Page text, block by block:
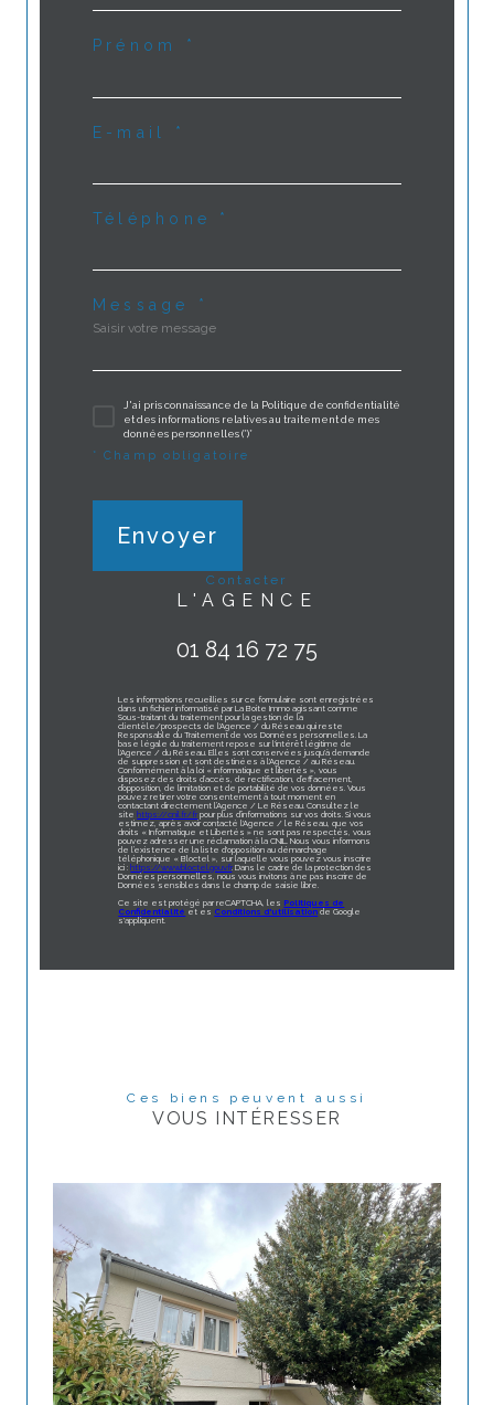
Prénom *
E-mail *
Téléphone *
Message *
J'ai pris connaissance de la Politique de confidentialité
et des informations relatives au traitement de mes
données personnelles (*)*
* Champ obligatoire
Envoyer
contacter
L'AGENCE
01 84 16 72 75
Les informations recueillies sur ce formulaire sont enregistrées
dans un fichier informatisé par La Boite Immo agissant comme
Sous-traitant du traitement pour la gestion de la
clientèle/prospects de l'Agence / du Réseau qui reste
Responsable du Traitement de vos Données personnelles. La
base légale du traitement repose sur l'intérêt légitime de
l'Agence / du Réseau. Elles sont conservées jusqu'à demande
de suppression et sont destinées à l'Agence / au Réseau.
Conformément à la loi « informatique et libertés », vous
disposez des droits d’accès, de rectification, d’effacement,
d’opposition, de limitation et de portabilité de vos données. Vous
pouvez retirer votre consentement à tout moment en
contactant directement l’Agence / Le Réseau. Consultez le
site https://cnil.fr/fr pour plus d’informations sur vos droits. Si vous
estimez, après avoir contacté l'Agence / le Réseau, que vos
droits « Informatique et Libertés » ne sont pas respectés, vous
pouvez adresser une réclamation à la CNIL. Nous vous informons
de l’existence de la liste d'opposition au démarchage
téléphonique « Bloctel », sur laquelle vous pouvez vous inscrire
ici : https://www.bloctel.gouv.fr. Dans le cadre de la protection des
Données personnelles, nous vous invitons à ne pas inscrire de
Données sensibles dans le champ de saisie libre.
Ce site est protégé par reCAPTCHA, les Politiques de
Confidentialité et es Conditions d'utilisation de Google
s'appliquent.
Ces biens peuvent aussi
VOUS INTÉRESSER